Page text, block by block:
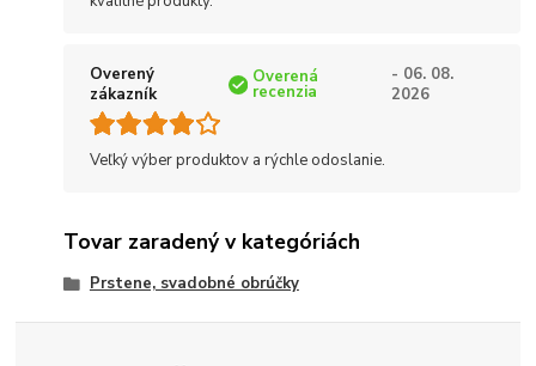
Overený
zákazník
Overená
recenzia
- 06. 08.
2026
Veľký výber produktov a rýchle odoslanie.
Tovar zaradený v kategóriách
Prstene, svadobné obrúčky